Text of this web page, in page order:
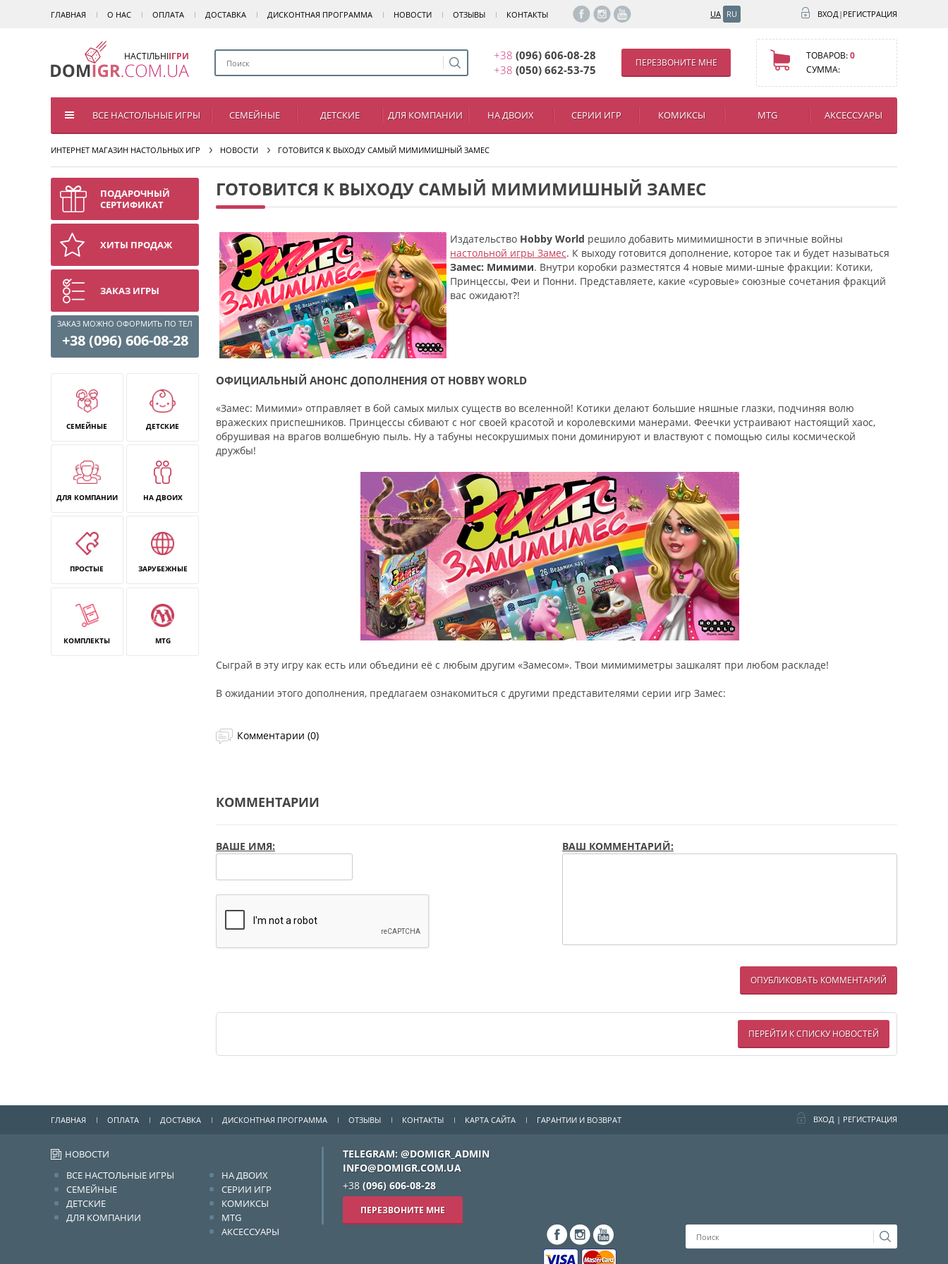
ГЛАВНАЯ О НАС ОПЛАТА ДОСТАВКА ДИСКОНТНАЯ ПРОГРАММА НОВОСТИ ОТЗЫВЫ КОНТАКТЫ UA RU ВХОД| РЕГИСТРАЦИЯ
НАСТІЛЬНІІГРИ +38 (096) 606-08-28
+38 (050) 662-53-75
ПЕРЕЗВОНИТЕ МНЕ
ТОВАРОВ:0
СУММА:
ВСЕ НАСТОЛЬНЫЕ ИГРЫ СЕМЕЙНЫЕ ДЕТСКИЕ ДЛЯ КОМПАНИИ НА ДВОИХ СЕРИИ ИГР КОМИКСЫ MTG АКСЕССУАРЫ
ИНТЕРНЕТ МАГАЗИН НАСТОЛЬНЫХ ИГР НОВОСТИ ГОТОВИТСЯ К ВЫХОДУ САМЫЙ МИМИМИШНЫЙ ЗАМЕС
ПОДАРОЧНЫЙ
СЕРТИФИКАТ
ХИТЫ ПРОДАЖ
ЗАКАЗ ИГРЫ
ЗАКАЗ МОЖНО ОФОРМИТЬ ПО ТЕЛ
+38 (096) 606-08-28
СЕМЕЙНЫЕ ДЕТСКИЕ
ДЛЯ КОМПАНИИ НА ДВОИХ
ПРОСТЫЕ ЗАРУБЕЖНЫЕ
КОМПЛЕКТЫ MTG
ГОТОВИТСЯ К ВЫХОДУ САМЫЙ МИМИМИШНЫЙ ЗАМЕС
Издательство Hobby World решило добавить мимимишности в эпичные войны
настольной игры Замес. К выходу готовится дополнение, которое так и будет называться
Замес: Мимими. Внутри коробки разместятся 4 новые мими-шные фракции: Котики,
Принцессы, Феи и Понни. Представляете, какие «суровые» союзные сочетания фракций
вас ожидают?!
ОФИЦИАЛЬНЫЙ АНОНС ДОПОЛНЕНИЯ ОТ HOBBY WORLD
«Замес: Мимими» отправляет в бой самых милых существ во вселенной! Котики делают большие няшные глазки, подчиняя волю
вражеских приспешников. Принцессы сбивают с ног своей красотой и королевскими манерами. Феечки устраивают настоящий хаос,
обрушивая на врагов волшебную пыль. Ну а табуны несокрушимых пони доминируют и властвуют с помощью силы космической
дружбы!
Сыграй в эту игру как есть или объедини её с любым другим «Замесом». Твои мимимиметры зашкалят при любом раскладе!
В ожидании этого дополнения, предлагаем ознакомиться с другими представителями серии игр Замес:
Комментарии (0)
КОММЕНТАРИИ
ВАШЕ ИМЯ: ВАШ КОММЕНТАРИЙ:
ОПУБЛИКОВАТЬ КОММЕНТАРИЙ
ПЕРЕЙТИ К СПИСКУ НОВОСТЕЙ
ГЛАВНАЯ ОПЛАТА ДОСТАВКА ДИСКОНТНАЯ ПРОГРАММА ОТЗЫВЫ КОНТАКТЫ КАРТА САЙТА ГАРАНТИИ И ВОЗВРАТ ВХОД | РЕГИСТРАЦИЯ
НОВОСТИ
ВСЕ НАСТОЛЬНЫЕ ИГРЫ
СЕМЕЙНЫЕ
ДЕТСКИЕ
ДЛЯ КОМПАНИИ
НА ДВОИХ
СЕРИИ ИГР
КОМИКСЫ
MTG
АКСЕССУАРЫ
TELEGRAM: @DOMIGR_ADMIN
INFO@DOMIGR.COM.UA
+38 (096) 606-08-28
ПЕРЕЗВОНИТЕ МНЕ